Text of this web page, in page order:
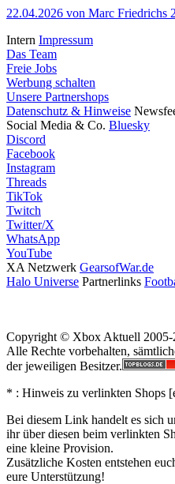
22.04.2026 von Marc Friedrichs 2
Intern Impressum
Das Team
Freie Jobs
Werbung schalten
Unsere Partnershops
Datenschutz & Hinweise
Social Media & Co. Bluesky
Discord
Facebook
Instagram
Threads
TikTok
Twitch
Twitter/X
WhatsApp
YouTube
XA Netzwerk GearsofWar.de
Halo Universe Partnerlinks
Copyright © Xbox Aktuell 2005-
Alle Rechte vorbehalten,
der jeweiligen Besitzer.
* : Hinweis zu verlinkten Shops [
Bei diesem Link handelt es sich
ihr über diesen beim verlinkten
eine kleine Provision.
Zusätzliche Kosten entstehen
eure Unterstützung!